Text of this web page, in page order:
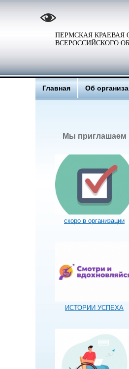
ПЕРМСКАЯ КРАЕВАЯ
ВСЕРОССИЙСКОГО
Главная Об
Мы приглашаем
скоро в организации
ИСТОРИИ УСПЕХА